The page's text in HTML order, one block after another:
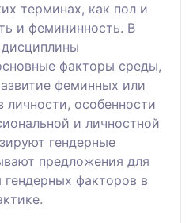
терминах, как пол и
и фемининность. В
дисциплины
факторы среды,
феминных или
личности, особенности
и личностной
гендерные
предложения для
факторов в